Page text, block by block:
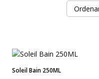
Soleil Bain 250ML